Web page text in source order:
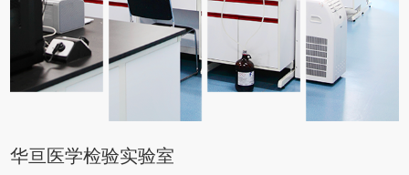
华亘医学检验实验室